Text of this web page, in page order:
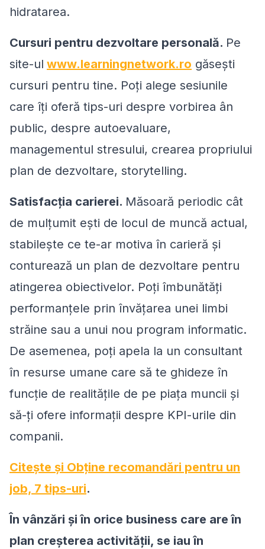
hidratarea.
Cursuri pentru dezvoltare personală. Pe
site-ul www.learningnetwork.ro găsești
cursuri pentru tine. Poți alege sesiunile
care îți oferă tips-uri despre vorbirea ân
public, despre autoevaluare,
managementul stresului, crearea propriului
plan de dezvoltare, storytelling.
Satisfacția carierei. Măsoară periodic cât
de mulțumit ești de locul de muncă actual,
stabilește ce te-ar motiva în carieră și
conturează un plan de dezvoltare pentru
atingerea obiectivelor. Poți îmbunătăți
performanțele prin învățarea unei limbi
străine sau a unui nou program informatic.
De asemenea, poți apela la un consultant
în resurse umane care să te ghideze în
funcție de realitățile de pe piața muncii și
să-ți ofere informații despre KPI-urile din
companii.
Citește și Obține recomandări pentru un
job, 7 tips-uri.
În vânzări și în orice business care are în
plan creșterea activității, se iau în